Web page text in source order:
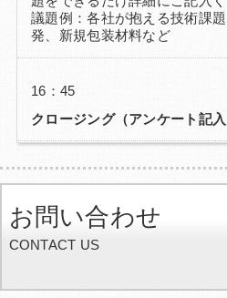
議題例：各社が抱える技術課
発、新規包装材料など
16：45
クロージング（アンケート記入
お問い合わせ
CONTACT US